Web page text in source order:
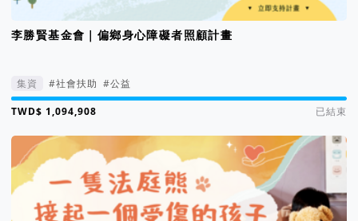
李勝賢基金會｜偏鄉身心障礙者照顧計畫
集資 #社會扶助 #公益
集資進度 205%
已結束